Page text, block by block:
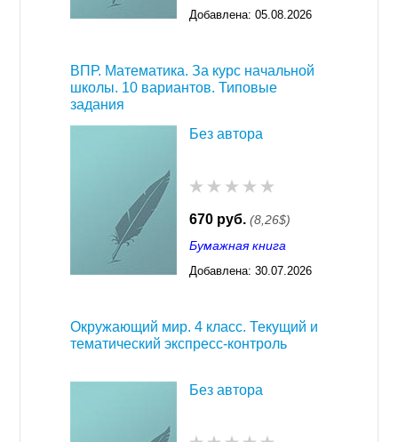
Добавлена: 05.08.2026
ВПР. Математика. За курс начальной
школы. 10 вариантов. Типовые
задания
Без автора
670 руб. (8,26$)
Бумажная книга
Добавлена: 30.07.2026
Окружающий мир. 4 класс. Текущий и
тематический экспресс-контроль
Без автора